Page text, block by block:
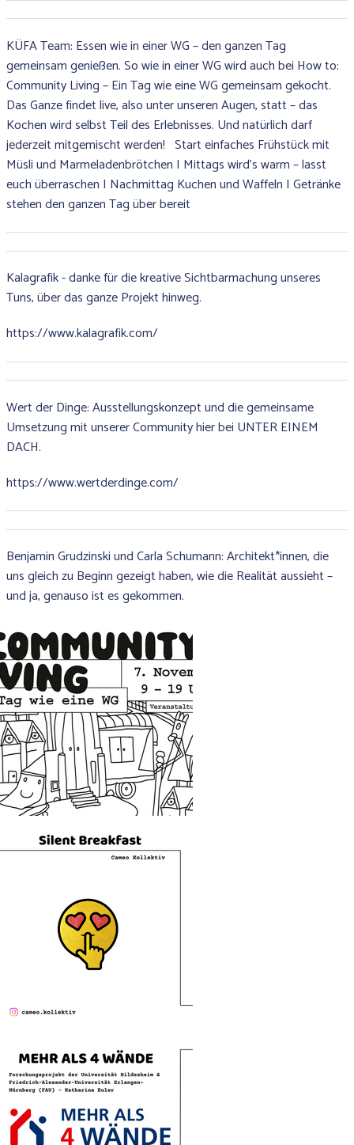
KÜFA Team: Essen wie in einer WG – den ganzen Tag
gemeinsam genießen. So wie in einer WG wird auch bei How to:
Community Living – Ein Tag wie eine WG gemeinsam gekocht.
Das Ganze findet live, also unter unseren Augen, statt – das
Kochen wird selbst Teil des Erlebnisses. Und natürlich darf
jederzeit mitgemischt werden! Start einfaches Frühstück mit
Müsli und Marmeladenbrötchen I Mittags wird’s warm – lasst
euch überraschen I Nachmittag Kuchen und Waffeln I Getränke
stehen den ganzen Tag über bereit
Kalagrafik - danke für die kreative Sichtbarmachung unseres
Tuns, über das ganze Projekt hinweg.
https://www.kalagrafik.com/
Wert der Dinge: Ausstellungskonzept und die gemeinsame
Umsetzung mit unserer Community hier bei UNTER EINEM
DACH.
https://www.wertderdinge.com/
Benjamin Grudzinski und Carla Schumann: Architekt*innen, die
uns gleich zu Beginn gezeigt haben, wie die Realität aussieht –
und ja, genauso ist es gekommen.